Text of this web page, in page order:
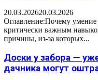
20.03.202620.03.2026
Оглавление:Почему умение
критически важным
причины, из-за которых...
Доски у забора —
дачника могут